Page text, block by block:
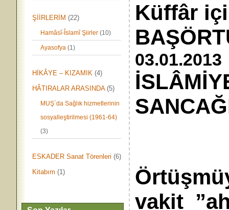
ŞİİRLERİM (22)
Hamâsî-Îslamî Şiirler (10)
Ayasofya (1)
HİKÂYE – KIZAMIK (4)
HÂTIRALAR ARASINDA(5)
MUŞ`da Sağlık hizmetlerinin
sosyalleştirilmesi (1961-64)
(3)
ESKADER Sanat Törenleri (6)
Kitabım (1)
Küffâr
03.01.2013